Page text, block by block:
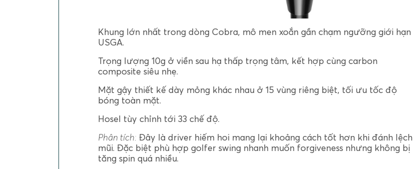
Khung lớn nhất trong dòng Cobra, mô men xoắn gần chạm ngưỡng giới hạn
USGA.
Trọng lượng 10g ở viền sau hạ thấp trọng tâm, kết hợp cùng carbon
composite siêu nhẹ.
Mặt gậy thiết kế dày mỏng khác nhau ở 15 vùng riêng biệt, tối ưu tốc độ
bóng toàn mặt.
Hosel tùy chỉnh tới 33 chế độ.
Phân tích: Đây là driver hiếm hoi mang lại khoảng cách tốt hơn khi đánh lệch
mũi. Đặc biệt phù hợp golfer swing nhanh muốn forgiveness nhưng không bị
tăng spin quá nhiều.